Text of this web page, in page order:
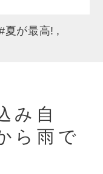
夏が最高!
み自
ら雨で